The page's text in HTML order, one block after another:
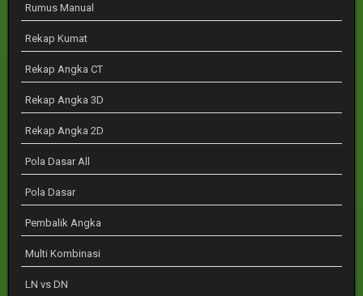
Rumus Manual
Rekap Kumat
Rekap Angka CT
Rekap Angka 3D
Rekap Angka 2D
Pola Dasar All
Pola Dasar
Pembalik Angka
Multi Kombinasi
LN vs DN